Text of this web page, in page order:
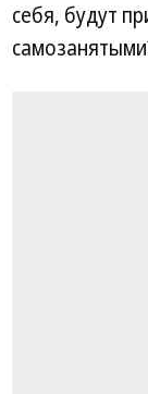
себя, будут